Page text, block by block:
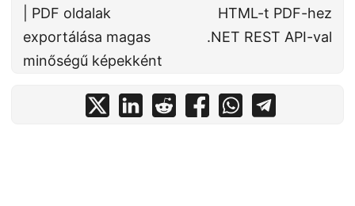
| PDF oldalak
exportálása magas
minőségű képekként
HTML-t PDF-hez
.NET REST API-val